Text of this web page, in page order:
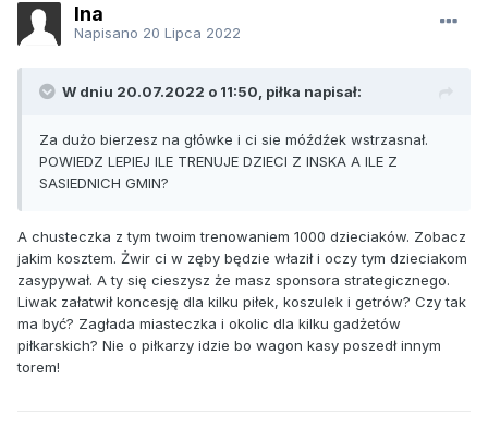
Ina
Napisano 20 Lipca 2022
W dniu 20.07.2022 o 11:50, piłka napisał:
Za dużo bierzesz na główke i ci sie móźdźek wstrzasnał.
POWIEDZ LEPIEJ ILE TRENUJE DZIECI Z INSKA A ILE Z
SASIEDNICH GMIN?
A chusteczka z tym twoim trenowaniem 1000 dzieciaków. Zobacz
jakim kosztem. Żwir ci w zęby będzie właził i oczy tym dzieciakom
zasypywał. A ty się cieszysz że masz sponsora strategicznego.
Liwak załatwił koncesję dla kilku piłek, koszulek i getrów? Czy tak
ma być? Zagłada miasteczka i okolic dla kilku gadżetów
piłkarskich? Nie o piłkarzy idzie bo wagon kasy poszedł innym
torem!